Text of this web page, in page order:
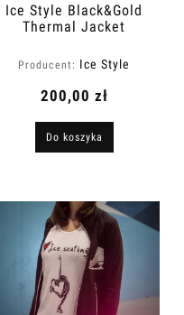
Ice Style Black&Gold
Thermal Jacket
Producent: Ice Style
200,00 zł
Do koszyka